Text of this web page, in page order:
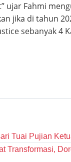
Fahmi
jika di tahun
sebanyak 4
Tuai Pujian
Transformasi,